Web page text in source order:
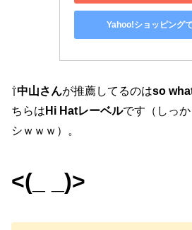
Yahoo!ショッピング
⇧中山さんが推薦してるのはso
ちらは Hi Hatレーベルです（しっ
シｗｗｗ）。
<(_ _)>